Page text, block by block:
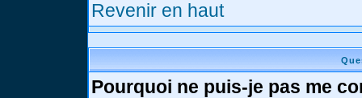
Revenir en haut
Pourquoi ne puis-je pas me